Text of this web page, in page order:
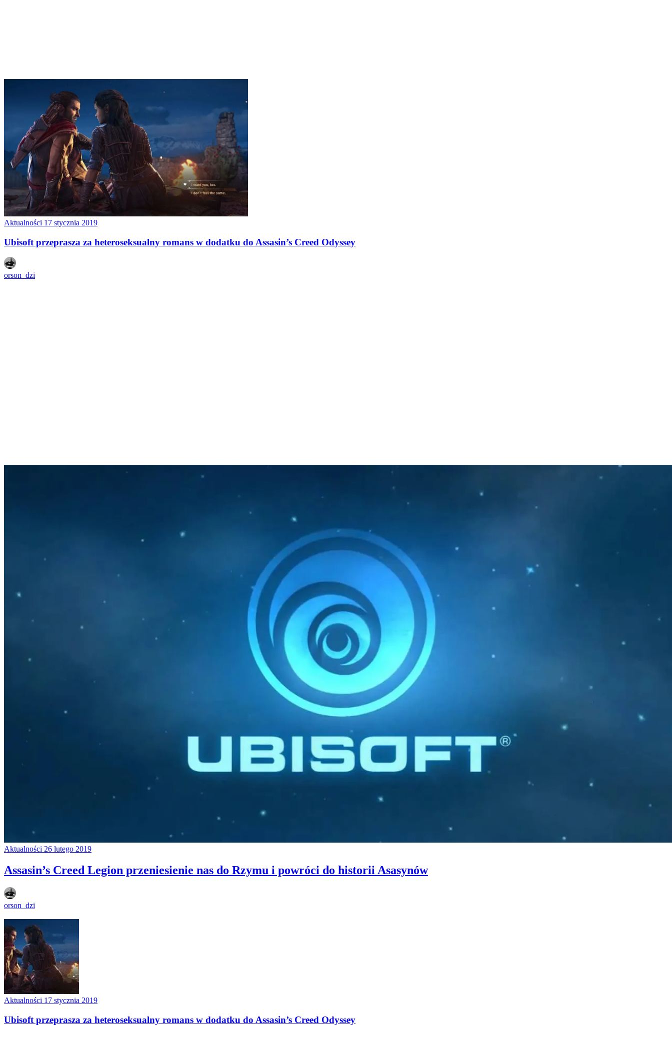
Aktualności 17 stycznia 2019
Ubisoft przeprasza za heteroseksualny romans w dodatku do Assasin’s Creed Odyssey
orson_dzi
Aktualności 26 lutego 2019
Assasin’s Creed Legion przeniesienie nas do Rzymu i powróci do historii Asasynów
orson_dzi
Aktualności 17 stycznia 2019
Ubisoft przeprasza za heteroseksualny romans w dodatku do Assasin’s Creed Odyssey